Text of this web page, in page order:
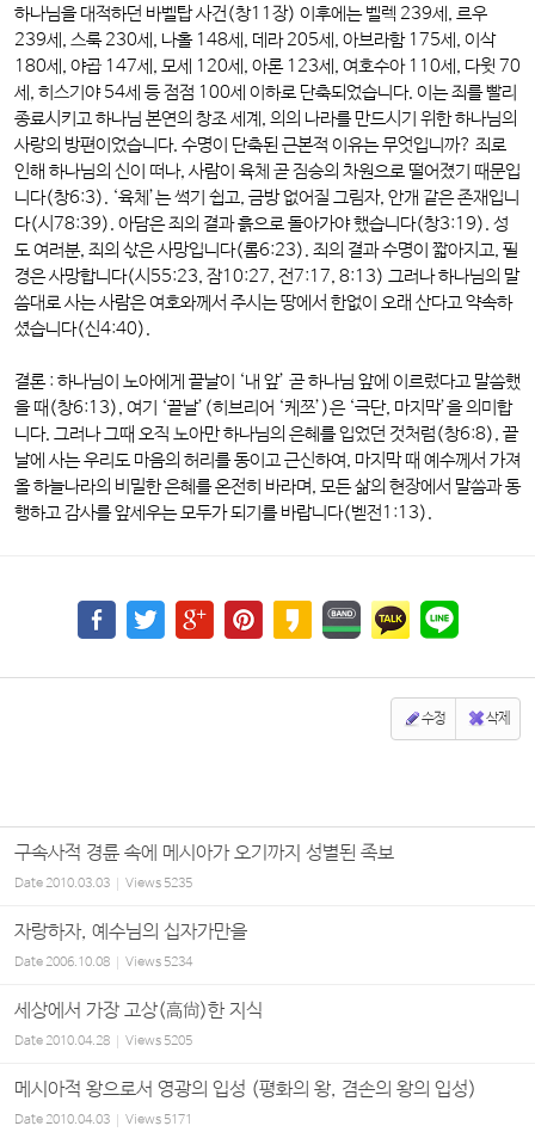
하나님을 대적하던 바벨탑 사건(창11장) 이후에는 벨렉 239세, 르우
239세, 스룩 230세, 나홀 148세, 데라 205세, 아브라함 175세, 이삭
180세, 야곱 147세, 모세 120세, 아론 123세, 여호수아 110세, 다윗 70
세, 히스기야 54세 등 점점 100세 이하로 단축되었습니다. 이는 죄를 빨리
종료시키고 하나님 본연의 창조 세계, 의의 나라를 만드시기 위한 하나님의
사랑의 방편이었습니다. 수명이 단축된 근본적 이유는 무엇입니까? 죄로
인해 하나님의 신이 떠나, 사람이 육체 곧 짐승의 차원으로 떨어졌기 때문입
니다(창6:3). ‘육체’는 썩기 쉽고, 금방 없어질 그림자, 안개 같은 존재입니
다(시78:39). 아담은 죄의 결과 흙으로 돌아가야 했습니다(창3:19). 성
도 여러분, 죄의 삯은 사망입니다(롬6:23). 죄의 결과 수명이 짧아지고, 필
경은 사망합니다(시55:23, 잠10:27, 전7:17, 8:13) 그러나 하나님의 말
씀대로 사는 사람은 여호와께서 주시는 땅에서 한없이 오래 산다고 약속하
셨습니다(신4:40).
결론 : 하나님이 노아에게 끝날이 ‘내 앞’ 곧 하나님 앞에 이르렀다고 말씀했
을 때(창6:13), 여기 ‘끝날’(히브리어 ‘케쯔’)은 ‘극단, 마지막’을 의미합
니다. 그러나 그때 오직 노아만 하나님의 은혜를 입었던 것처럼(창6:8), 끝
날에 사는 우리도 마음의 허리를 동이고 근신하여, 마지막 때 예수께서 가져
올 하늘나라의 비밀한 은혜를 온전히 바라며, 모든 삶의 현장에서 말씀과 동
행하고 감사를 앞세우는 모두가 되기를 바랍니다(벧전1:13).
수정 삭제
구속사적 경륜 속에 메시아가 오기까지 성별된 족보
Date2010.03.03 Views 5235
자랑하자, 예수님의 십자가만을
Date2006.10.08 Views 5234
세상에서 가장 고상(高尙)한 지식
Date2010.04.28 Views 5205
메시아적 왕으로서 영광의 입성 (평화의 왕, 겸손의 왕의 입성)
Date2010.04.03 Views 5171